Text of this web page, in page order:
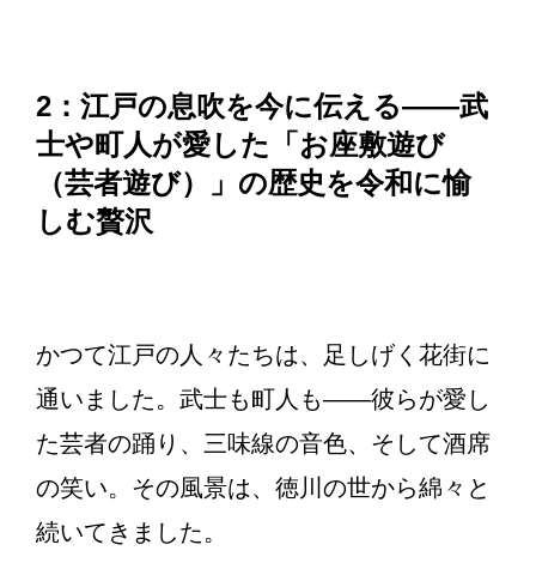
2：江戸の息吹を今に伝える——武
士や町人が愛した「お座敷遊び
（芸者遊び）」の歴史を令和に愉
しむ贅沢
かつて江戸の人々たちは、足しげく花街に
通いました。武士も町人も——彼らが愛し
た芸者の踊り、三味線の音色、そして酒席
の笑い。その風景は、徳川の世から綿々と
続いてきました。